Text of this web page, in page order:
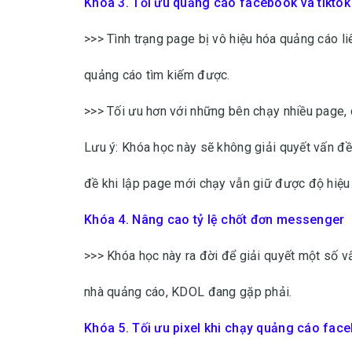
>>> Tình trạng page bị vô hiệu hóa quảng
quảng cáo tìm kiếm được.
>>> Tối ưu hơn với những bên chạy nhiều
Lưu ý: Khóa học này sẽ không giải quyết vấn
đề khi lập page mới chạy vẫn giữ được độ
Khóa 4. Nâng cao tỷ lệ chốt đơn messenger
>>> Khóa học này ra đời để giải quyết một số
nhà quảng cáo, KDOL đang gặp phải.
Khóa 5. Tối ưu pixel khi chạy quảng cáo